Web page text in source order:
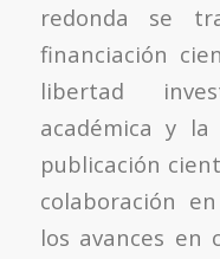
redonda se
financiación
libertad
académica y
publicación
colaboración
los avances en